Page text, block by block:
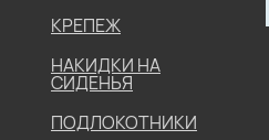
КРЕПЕЖ
НАКИДКИ НА
СИДЕНЬЯ
ПОДЛОКОТНИКИ